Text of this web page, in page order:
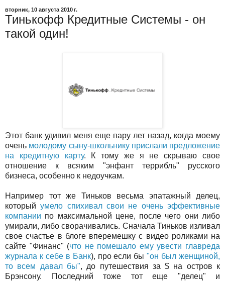
вторник, 10 августа 2010 г.
Тинькофф Кредитные Системы - он
такой один!
Этот банк удивил меня еще пару лет назад, когда моему
очень молодому сыну-школьнику прислали предложение
на кредитную карту. К тому же я не скрываю свое
отношение к всяким "энфант террибль" русского
бизнеса, особенно к недоучкам.
Например тот же Тиньков весьма эпатажный делец,
которыйумело спихивал свои не очень эффективные
компании по максимальной цене, после чего они либо
умирали, либо сворачивались. Сначала Тиньков изливал
свое счастье в блоге вперемешку с видео роликами на
сайте "Финанс" (что не помешало ему увести главреда
журнала к себе в Банк), про если бы"он был женщиной,
то всем давал бы", до путешествия за $ на остров к
Брэнсону. Последний тоже тот еще "делец" и